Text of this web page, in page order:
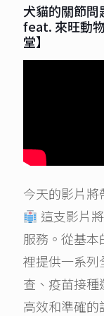
犬貓的關節問
feat. 來旺動
堂】
今天的影片將
這支影片
服務。從基
裡提供一系列
查、疫苗接
高效和準確